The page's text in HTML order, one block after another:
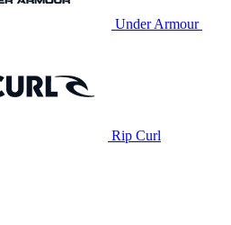
Under Armour
Rip Curl